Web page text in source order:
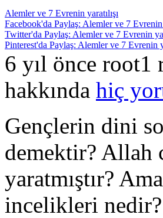
Alemler ve 7 Evrenin yaratılışı
Facebook'da Paylaş: Alemler ve 7 Evrenin
Twitter'da Paylaş: Alemler ve 7 Evrenin
Pinterest'da Paylaş: Alemler ve 7 Evrenin
6 yıl önce root1
hakkında hiç
Gençlerin dini
demektir? Allah
yaratmıştır?
incelikleri